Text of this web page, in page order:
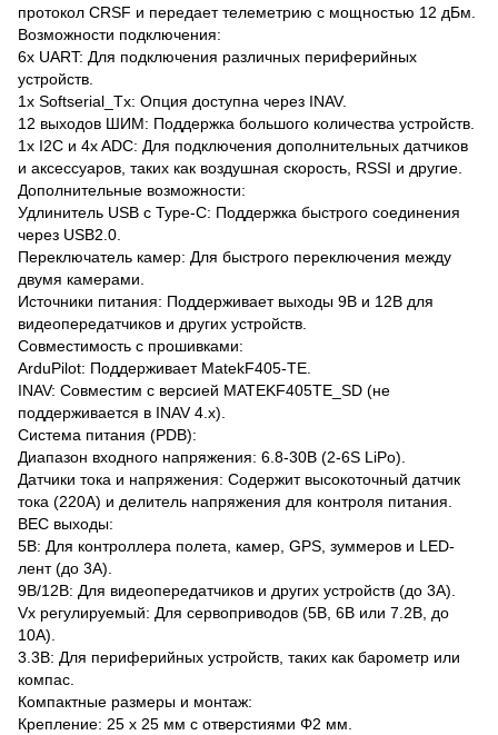
протокол CRSF и передает телеметрию с мощностью 12 дБм.
Возможности подключения:
6x UART: Для подключения различных периферийных
устройств.
1x Softserial_Tx: Опция доступна через INAV.
12 выходов ШИМ: Поддержка большого количества устройств.
1x I2C и 4x ADC: Для подключения дополнительных датчиков
и аксессуаров, таких как воздушная скорость, RSSI и другие.
Дополнительные возможности:
Удлинитель USB с Type-C: Поддержка быстрого соединения
через USB2.0.
Переключатель камер: Для быстрого переключения между
двумя камерами.
Источники питания: Поддерживает выходы 9В и 12В для
видеопередатчиков и других устройств.
Совместимость с прошивками:
ArduPilot: Поддерживает MatekF405-TE.
INAV: Совместим с версией MATEKF405TE_SD (не
поддерживается в INAV 4.x).
Система питания (PDB):
Диапазон входного напряжения: 6.8-30В (2-6S LiPo).
Датчики тока и напряжения: Содержит высокоточный датчик
тока (220A) и делитель напряжения для контроля питания.
BEC выходы:
5В: Для контроллера полета, камер, GPS, зуммеров и LED-
лент (до 3А).
9В/12В: Для видеопередатчиков и других устройств (до 3А).
Vx регулируемый: Для сервоприводов (5В, 6В или 7.2В, до
10А).
3.3В: Для периферийных устройств, таких как барометр или
компас.
Компактные размеры и монтаж:
Крепление: 25 х 25 мм с отверстиями Φ2 мм.